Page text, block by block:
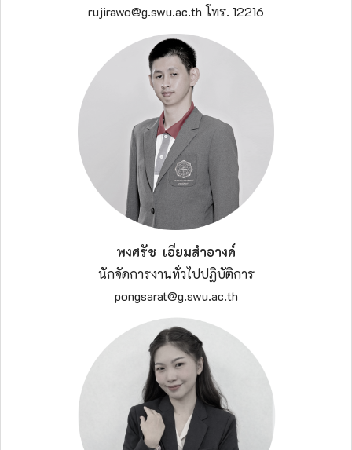
rujirawo@g.swu.ac.th โทร. 12216
พงศรัช เอี่ยมสำอางค์
นักจัดการงานทั่วไปปฏิบัติการ
pongsarat@g.swu.ac.th